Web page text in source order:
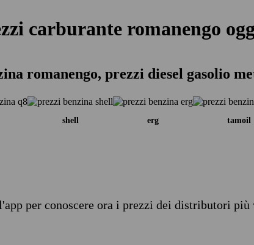
carburante romanengo
romanengo, prezzi diesel gasolio
shell erg tamoil
per conoscere ora i prezzi dei distributori più